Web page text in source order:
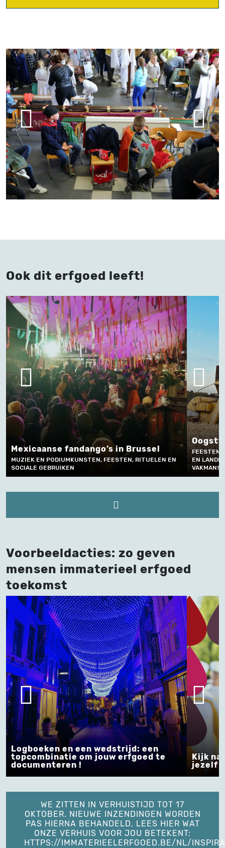
Ook dit erfgoed leeft!
Oogstfeesten Avelgem
FEESTEN, RITUELEN EN SOCIALE GEBRUIKEN, NATUUR
EN LANDBOUW, ETEN EN DRINKEN, AMBACHT,
VAKMANSCHAP EN TECHNIEK
De
Voorbeeldacties: zo geven
mensen immaterieel erfgoed
toekomst
Logboeken en een wedstrijd: een
topcombinatie om jouw erfgoed te
documenteren !
Kijk
jezelf !
WE ZITTEN IN VERHUISTIJD TOT 17
OKTOBER. NIEUWE INZENDINGEN WORDEN
PAS HIERNA BEHANDELD. LEES HIER WAT
ONZE VERHUIS VOOR JOU BETEKENT:
HTTPS://IMMATERIEELERFGOED.BE/NL/